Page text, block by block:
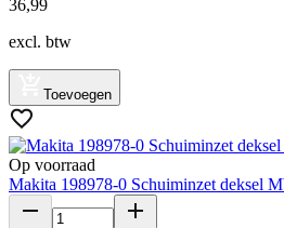
36,99
excl. btw
Toevoegen
Op voorraad
Makita 198978-0 Schuiminzet deksel